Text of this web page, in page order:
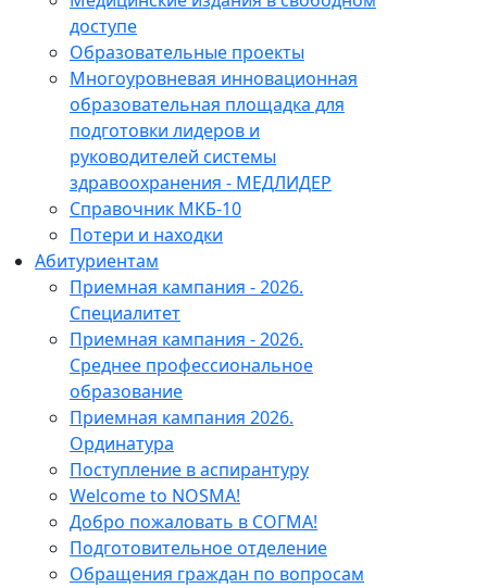
доступе
Образовательные проекты
Многоуровневая инновационная
образовательная площадка для
подготовки лидеров и
руководителей системы
здравоохранения - МЕДЛИДЕР
Справочник МКБ-10
Потери и находки
Абитуриентам
Приемная кампания - 2026.
Специалитет
Приемная кампания - 2026.
Среднее профессиональное
образование
Приемная кампания 2026.
Ординатура
Поступление в аспирантуру
Welcome to NOSMA!
Добро пожаловать в СОГМА!
Подготовительное отделение
Обращения граждан по вопросам